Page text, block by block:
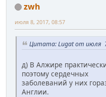
zwh
июля 8, 2017, 08:57
Цитата: Lugat от июля
д) В Алжире
поэтому сердечных
заболеваний у них
Англии.